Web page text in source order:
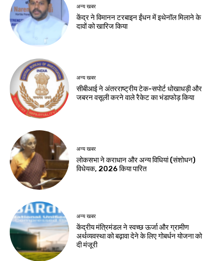
अन्य खबर
केंद्र ने विमानन टरबाइन ईंधन में इथेनॉल मिलाने के
दावों को खारिज किया
अन्य खबर
सीबीआई ने अंतरराष्ट्रीय टेक-सपोर्ट धोखाधड़ी और
जबरन वसूली करने वाले रैकेट का भंडाफोड़ किया
अन्य खबर
लोकसभा ने कराधान और अन्य विधियां (संशोधन)
विधेयक, 2026 किया पारित
अन्य खबर
केंद्रीय मंत्रिमंडल ने स्वच्छ ऊर्जा और ग्रामीण
अर्थव्यवस्था को बढ़ावा देने के लिए गोबर्धन योजना को
दी मंजूरी